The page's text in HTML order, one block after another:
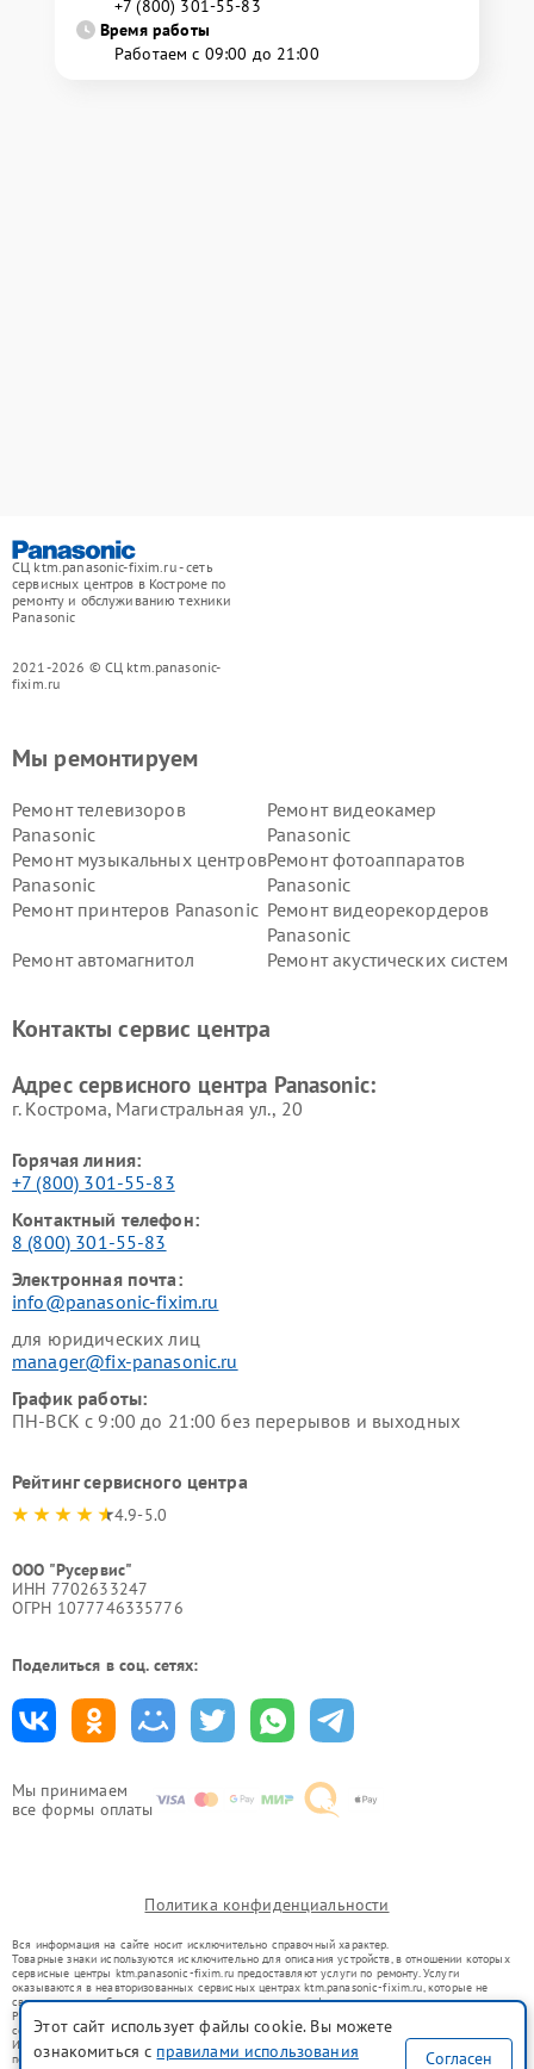
+7 (800) 301-55-83
Время работы
Работаем с 09:00 до 21:00
СЦ ktm.panasonic-fixim.ru - сеть
сервисных центров в Костроме по
ремонту и обслуживанию техники
Panasonic
2021-2026 © СЦ ktm.panasonic-
fixim.ru
Мы принимаем
все формы оплаты
Мы ремонтируем
Ремонт телевизоров
Panasonic
Ремонт видеокамер
Panasonic
Ремонт музыкальных центров
Panasonic
Ремонт фотоаппаратов
Panasonic
Ремонт принтеров Panasonic Ремонт видеорекордеров
Panasonic
Ремонт автомагнитол
Ремонт акустических систем
панелей Panasonic
Контакты сервис центра
Адрес сервисного центра Panasonic:
г. Кострома, Магистральная ул., 20
Горячая линия:
+7 (800) 301-55-83
Контактный телефон:
8 (800) 301-55-83
Электронная почта:
info@panasonic-fixim.ru
для юридических лиц
manager@fix-panasonic.ru
График работы:
ПН-ВСК с 9:00 до 21:00 без перерывов и выходных
Рейтинг сервисного центра
4.9-5.0
ООО "Русервис"
ИНН 7702633247
ОГРН 1077746335776
Поделиться в соц. сетях:
Политика конфиденциальности
Вся информация на сайте носит исключительно справочный характер.
Товарные знаки используются исключительно для описания устройств, в отношении которых
сервисные центры ktm.panasonic-fixim.ru предоставляют услуги по ремонту. Услуги
оказываются в неавторизованных сервисных центрах ktm.panasonic-fixim.ru, которые не
связаны с правообладателями товарных знаков или их официальными представителями.
Ремонт осуществляется для устройств, уже введенных в гражданский оборот в соответствии
со статьей 1487 ГК РФ.
Использование товарных знаков не преследует цели индивидуализации услуг или введения
потребителей в заблуждение, а служит для информирования о предоставляемых услугах по
Этот сайт использует файлы cookie. Вы можете
ознакомиться с правилами использования
Согласен